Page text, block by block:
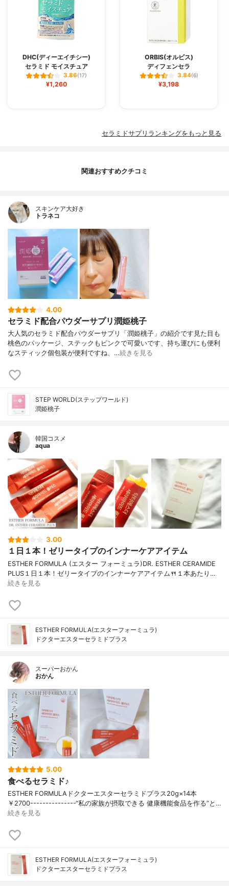
DHC(ディーエイチシー)
セラミド モイスチュア
3.86(17)
¥1,260
ORBIS(オルビス)
ディフェンセラ
3.84(6)
¥3,198
セラミドサプリランキングをもっと見る
関連おすすめクチコミ
スキンケア大好き
トラネコ
4.00
セラミド配合パウダーサプリ潤姫桃子
大人気のセラミド配合パウダーサプリ「潤姫桃子」の紹介です見た目も
桃色のパッケージ、ステックもピンクで可愛いです、持ち運びにも便利
なスティック個包装が便利ですね、…続きを見る
STEP WORLD(ステップワールド)
潤姫桃子
韓国コスメ
aqua
3.00
１日１本！ゼリータイプのインナーケアアイテム
ESTHER FORMULA (エスター フォーミュラ)DR. ESTHER CERAMIDE
PLUS１日１本！ゼリータイプのインナーケアアイテム🍴１本あたり…
続きを見る
ESTHER FORMULA(エスターフォーミュラ)
ドクターエスターセラミドプラス
スーパーおかん
おかん
5.00
食べるセラミド♪
ESTHER FORMULAドクターエスターセラミドプラス20g×14本
￥2700---------------“私の家族が摂取できる 健康機能食品を作る”と…
続きを見る
ESTHER FORMULA(エスターフォーミュラ)
ドクターエスターセラミドプラス